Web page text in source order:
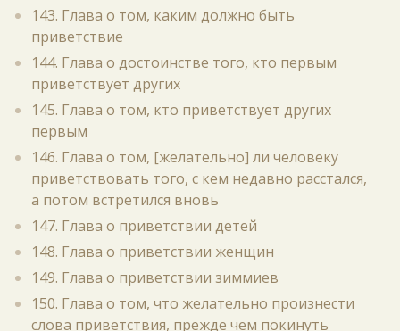
143. Глава о том, каким должно быть
приветствие
144. Глава о достоинстве того, кто первым
приветствует других
145. Глава о том, кто приветствует других
первым
146. Глава о том, [желательно] ли человеку
приветствовать того, с кем недавно расстался,
а потом встретился вновь
147. Глава о приветствии детей
148. Глава о приветствии женщин
149. Глава о приветствии зиммиев
150. Глава о том, что желательно произнести
слова приветствия, прежде чем покинуть